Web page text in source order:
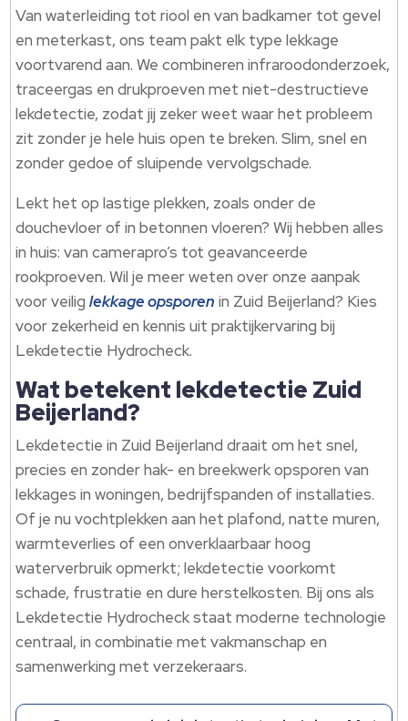
Van waterleiding tot riool en van badkamer tot gevel
en meterkast, ons team pakt elk type lekkage
voortvarend aan.​ We combineren infraroodonderzoek,
traceergas en drukproeven met niet-destructieve
lekdetectie, zodat jij zeker weet waar het probleem
zit zonder je hele huis open te breken.​ Slim, snel en
zonder gedoe of sluipende vervolgschade.​
Lekt het op lastige plekken, zoals onder de
douchevloer of in betonnen vloeren? Wij hebben alles
in huis: van camerapro’s tot geavanceerde
rookproeven.​ Wil je meer weten over onze aanpak
voor veiliglekkage opsporen in Zuid Beijerland? Kies
voor zekerheid en kennis uit praktijkervaring bij
Lekdetectie Hydrocheck.​
Wat betekent lekdetectie Zuid
Beijerland?
Lekdetectie in Zuid Beijerland draait om het snel,
precies en zonder hak- en breekwerk opsporen van
lekkages in woningen, bedrijfspanden of installaties.​
Of je nu vochtplekken aan het plafond, natte muren,
warmteverlies of een onverklaarbaar hoog
waterverbruik opmerkt; lekdetectie voorkomt
schade, frustratie en dure herstelkosten.​ Bij ons als
Lekdetectie Hydrocheck staat moderne technologie
centraal, in combinatie met vakmanschap en
samenwerking met verzekeraars.​